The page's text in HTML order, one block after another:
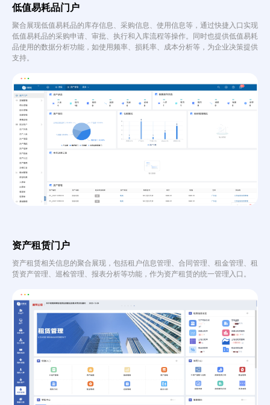
低值易耗品门户
聚合展现低值易耗品的库存信息、采购信息、使用信息等，通过快捷入口实现
低值易耗品的采购申请、审批、执行和入库流程等操作。同时也提供低值易耗
品使用的数据分析功能，如使用频率、损耗率、成本分析等，为企业决策提供
支持。
资产租赁门户
资产租赁相关信息的聚合展现，包括租户信息管理、合同管理、租金管理、租
赁资产管理、巡检管理、报表分析等功能，作为资产租赁的统一管理入口。